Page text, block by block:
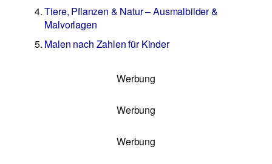
Tiere, Pflanzen & Natur – Ausmalbilder &
Malvorlagen
Malen nach Zahlen für Kinder
Werbung
Werbung
Werbung